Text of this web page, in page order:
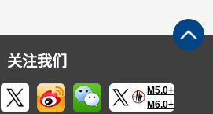
关注我们
M5.0+
M6.0+